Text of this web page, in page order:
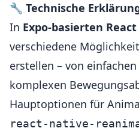
🔧 Technische
In Expo-basierten
verschiedene
erstellen – von
komplexen
Hauptoptionen für
react-native-